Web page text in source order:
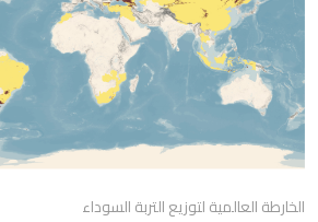
الخارطة العالمية لتوزيع التربة السوداء